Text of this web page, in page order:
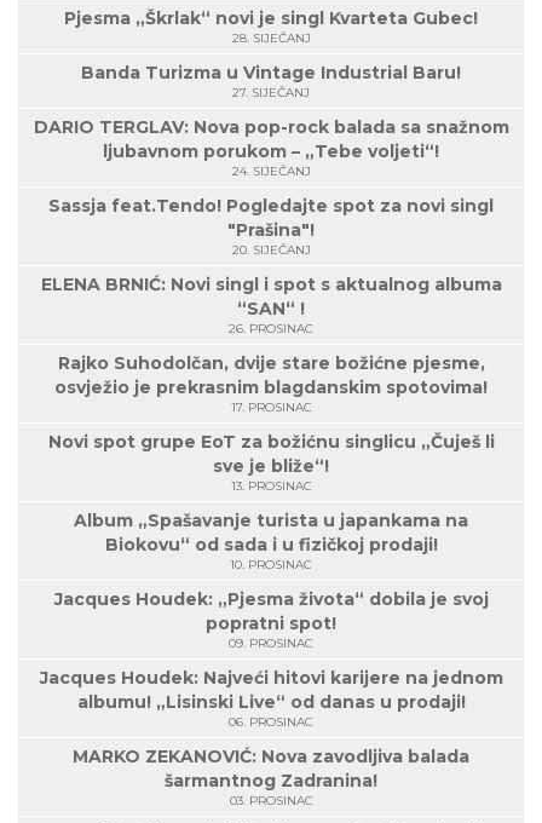
Pjesma „Škrlak“ novi je singl Kvarteta Gubec!
28. SIJEČANJ
Banda Turizma u Vintage Industrial Baru!
27. SIJEČANJ
DARIO TERGLAV: Nova pop-rock balada sa snažnom
ljubavnom porukom – „Tebe voljeti“!
24. SIJEČANJ
Sassja feat.Tendo! Pogledajte spot za novi singl
"Prašina"!
20. SIJEČANJ
ELENA BRNIĆ: Novi singl i spot s aktualnog albuma
“SAN“ !
26. PROSINAC
Rajko Suhodolčan, dvije stare božićne pjesme,
osvježio je prekrasnim blagdanskim spotovima!
17. PROSINAC
Novi spot grupe EoT za božićnu singlicu „Čuješ li
sve je bliže“!
13. PROSINAC
Album „Spašavanje turista u japankama na
Biokovu“ od sada i u fizičkoj prodaji!
10. PROSINAC
Jacques Houdek: „Pjesma života“ dobila je svoj
popratni spot!
09. PROSINAC
Jacques Houdek: Najveći hitovi karijere na jednom
albumu! „Lisinski Live“ od danas u prodaji!
06. PROSINAC
MARKO ZEKANOVIĆ: Nova zavodljiva balada
šarmantnog Zadranina!
03. PROSINAC